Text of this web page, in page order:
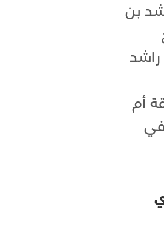
بن
بن راشد
أم
في